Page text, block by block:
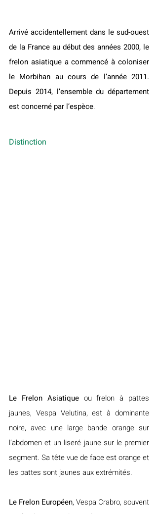
Arrivé accidentellement dans le sud-ouest
de la France au début des années 2000, le
frelon asiatique a commencé à coloniser
le Morbihan au cours de l’année 2011.
Depuis 2014, l’ensemble du département
est concerné par l’espèce.
Distinction
Le Frelon Asiatique ou frelon à pattes
jaunes, Vespa Velutina, est à dominante
noire, avec une large bande orange sur
l’abdomen et un liseré jaune sur le premier
segment. Sa tête vue de face est orange et
les pattes sont jaunes aux extrémités.
Le Frelon Européen, Vespa Crabro, souvent